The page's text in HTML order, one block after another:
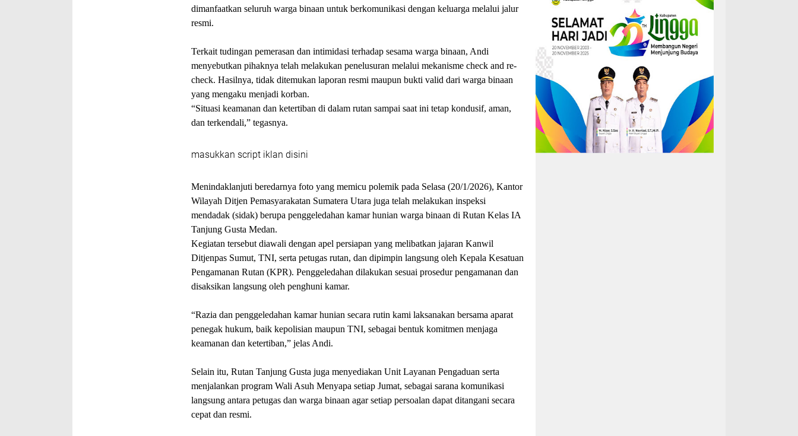
dimanfaatkan seluruh warga binaan untuk berkomunikasi dengan keluarga melalui jalur
resmi.
Terkait tudingan pemerasan dan intimidasi terhadap sesama warga binaan, Andi
menyebutkan pihaknya telah melakukan penelusuran melalui mekanisme check and re-
check. Hasilnya, tidak ditemukan laporan resmi maupun bukti valid dari warga binaan
yang mengaku menjadi korban.
“Situasi keamanan dan ketertiban di dalam rutan sampai saat ini tetap kondusif, aman,
dan terkendali,” tegasnya.
masukkan script iklan disini
Menindaklanjuti beredarnya foto yang memicu polemik pada Selasa (20/1/2026), Kantor
Wilayah Ditjen Pemasyarakatan Sumatera Utara juga telah melakukan inspeksi
mendadak (sidak) berupa penggeledahan kamar hunian warga binaan di Rutan Kelas IA
Tanjung Gusta Medan.
Kegiatan tersebut diawali dengan apel persiapan yang melibatkan jajaran Kanwil
Ditjenpas Sumut, TNI, serta petugas rutan, dan dipimpin langsung oleh Kepala Kesatuan
Pengamanan Rutan (KPR). Penggeledahan dilakukan sesuai prosedur pengamanan dan
disaksikan langsung oleh penghuni kamar.
“Razia dan penggeledahan kamar hunian secara rutin kami laksanakan bersama aparat
penegak hukum, baik kepolisian maupun TNI, sebagai bentuk komitmen menjaga
keamanan dan ketertiban,” jelas Andi.
Selain itu, Rutan Tanjung Gusta juga menyediakan Unit Layanan Pengaduan serta
menjalankan program Wali Asuh Menyapa setiap Jumat, sebagai sarana komunikasi
langsung antara petugas dan warga binaan agar setiap persoalan dapat ditangani secara
cepat dan resmi.